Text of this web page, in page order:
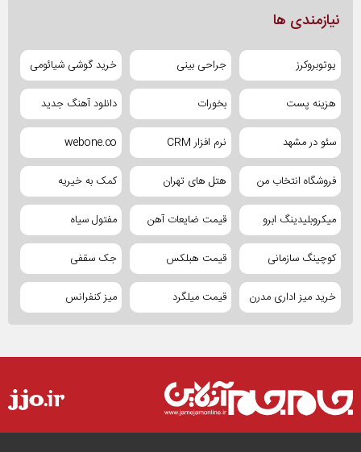
نیازمندی ها
یوتوبروکرز جراحی بینی خرید گوشی شیائومی
هزینه پست بخورات دانلود آهنگ جدید
سئو در مشهد نرم افزار CRM webone.co
فروشگاه انتخاب من هتل های تهران کمک به خیریه
میکروبلیدینگ ابرو قیمت ضایعات آهن مفتول سیاه
کوچینگ سازمانی قیمت هبلکس جک سقفی
خرید میز اداری مدرن قیمت میلگرد میز کنفرانس